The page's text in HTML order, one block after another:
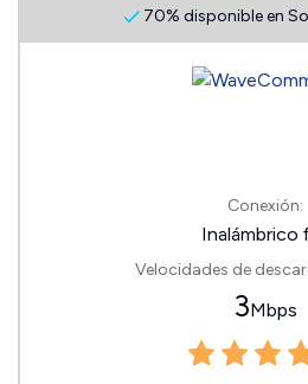
70% disponible en
Conexión:
Inalámbrico
Velocidades de
3Mbps